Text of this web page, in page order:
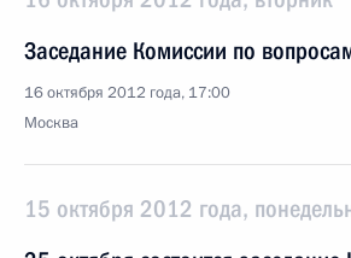
Заседание Комиссии по
16 октября 2012 года, 17:00
Москва
15 октября 2012 года,